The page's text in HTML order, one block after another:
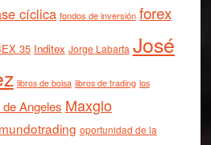
cíclica fondos de inversión forex
35 Inditex Jorge Labarta José
libros de bolsa libros de trading los
Angeles Maxglo
mundotrading oportunidad de la